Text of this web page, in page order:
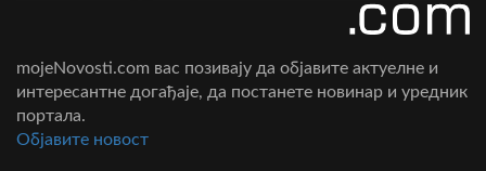
mojeNovosti.com вас позивају да објавите актуелне и
интересантне догађаје, да постанете новинар и уредник
портала.
Oбјавите новост